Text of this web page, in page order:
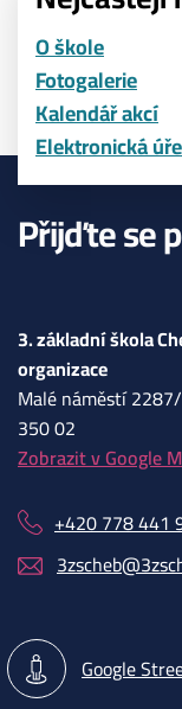
O škole
Fotogalerie
Kalendář akcí
Elektronická
Přijďte se
3. základní škola
organizace
Malé náměstí
350 02
Zobrazit v Google
+420 778 441
Google